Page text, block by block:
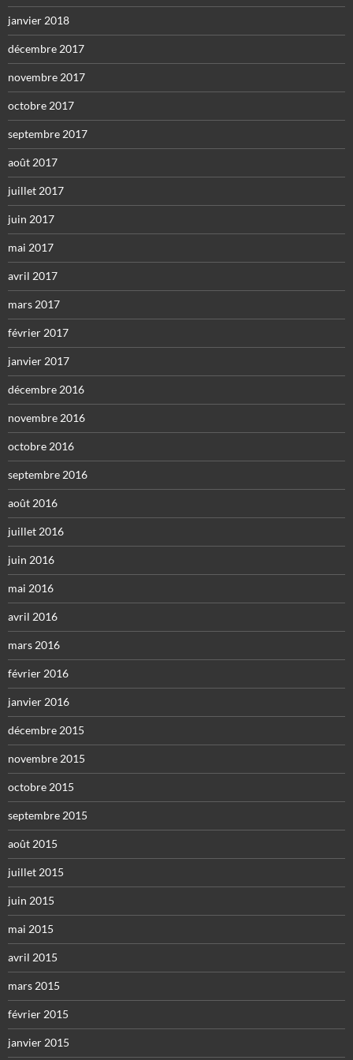
janvier 2018
décembre 2017
novembre 2017
octobre 2017
septembre 2017
août 2017
juillet 2017
juin 2017
mai 2017
avril 2017
mars 2017
février 2017
janvier 2017
décembre 2016
novembre 2016
octobre 2016
septembre 2016
août 2016
juillet 2016
juin 2016
mai 2016
avril 2016
mars 2016
février 2016
janvier 2016
décembre 2015
novembre 2015
octobre 2015
septembre 2015
août 2015
juillet 2015
juin 2015
mai 2015
avril 2015
mars 2015
février 2015
janvier 2015